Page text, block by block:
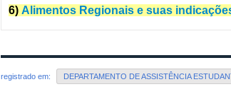
6) Alimentos Regionais e suas
registrado em: DEPARTAMENTO DE ASSISTÊNCIA